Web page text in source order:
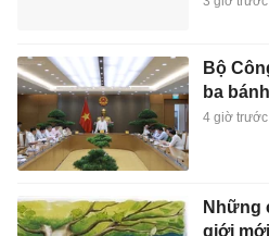
Bộ
ba
4 giờ trước
Những
giới